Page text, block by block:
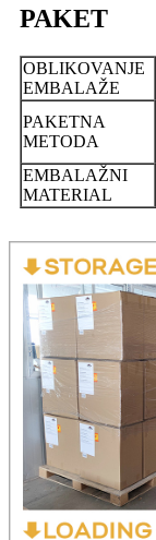
PAKET
OBLIKOVANJE
EMBALAŽE
PAKETNA
METODA
EMBALAŽNI
MATERIAL